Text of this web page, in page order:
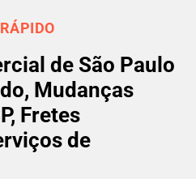
de São Paulo
Mudanças
Fretes
de